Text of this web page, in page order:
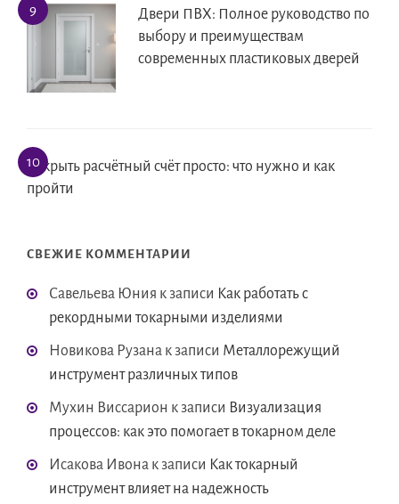
Двери ПВХ: Полное руководство по
выбору и преимуществам
современных пластиковых дверей
Открыть расчётный счёт просто: что нужно и как
пройти
СВЕЖИЕ КОММЕНТАРИИ
Савельева Юния к записи Как работать с
рекордными токарными изделиями
Новикова Рузана к записи Металлорежущий
инструмент различных типов
Мухин Виссарион к записи Визуализация
процессов: как это помогает в токарном деле
Исакова Ивона к записи Как токарный
инструмент влияет на надежность